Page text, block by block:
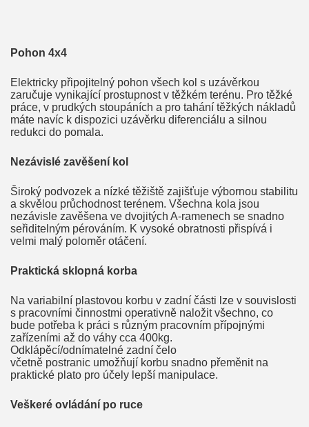
Pohon 4x4
Elektricky připojitelný pohon všech kol s uzávěrkou
zaručuje vynikající prostupnost v těžkém terénu. Pro těžké
práce, v prudkých stoupáních a pro tahání těžkých nákladů
máte navíc k dispozici uzávěrku diferenciálu a silnou
redukci do pomala.
Nezávislé zavěšení kol
Široký podvozek a nízké těžiště zajišťuje výbornou stabilitu
a skvělou průchodnost terénem. Všechna kola jsou
nezávisle zavěšena ve dvojitých A-ramenech se snadno
seřiditelným pérováním. K vysoké obratnosti přispívá i
velmi malý poloměr otáčení.
Praktická sklopná korba
Na variabilní plastovou korbu v zadní části lze v souvislosti
s pracovními činnostmi operativně naložit všechno, co
bude potřeba k práci s různým pracovním přípojnými
zařízeními až do váhy cca 400kg.
Odklápěcí/odnímatelné zadní čelo
včetně postranic umožňují korbu snadno přeměnit na
praktické plato pro účely lepší manipulace.
Veškeré ovládání po ruce